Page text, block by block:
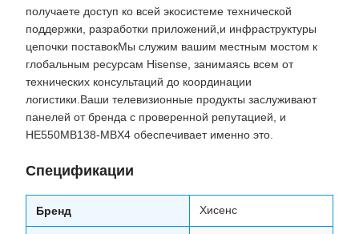
получаете доступ ко всей экосистеме технической
поддержки, разработки приложений,и инфраструктуры
цепочки поставокМы служим вашим местным мостом к
глобальным ресурсам Hisense, занимаясь всем от
технических консультаций до координации
логистики.Ваши телевизионные продукты заслуживают
панелей от бренда с проверенной репутацией, и
HE550MB138-MBX4 обеспечивает именно это.
Спецификации
Бренд Хисенс